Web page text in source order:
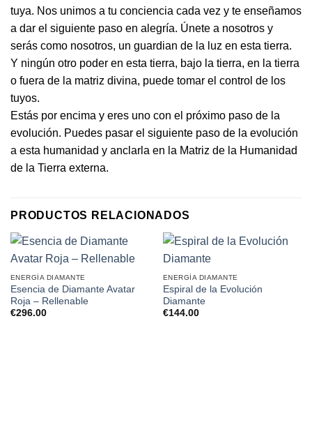
tuya. Nos unimos a tu conciencia cada vez y te enseñamos
a dar el siguiente paso en alegría. Únete a nosotros y
serás como nosotros, un guardian de la luz en esta tierra.
Y ningún otro poder en esta tierra, bajo la tierra, en la tierra
o fuera de la matriz divina, puede tomar el control de los
tuyos.
Estás por encima y eres uno con el próximo paso de la
evolución. Puedes pasar el siguiente paso de la evolución
a esta humanidad y anclarla en la Matriz de la Humanidad
de la Tierra externa.
PRODUCTOS RELACIONADOS
ENERGÍA DIAMANTE
Esencia de Diamante Avatar
Roja – Rellenable
€296.00
ENERGÍA DIAMANTE
Espiral de la Evolución
Diamante
€144.00